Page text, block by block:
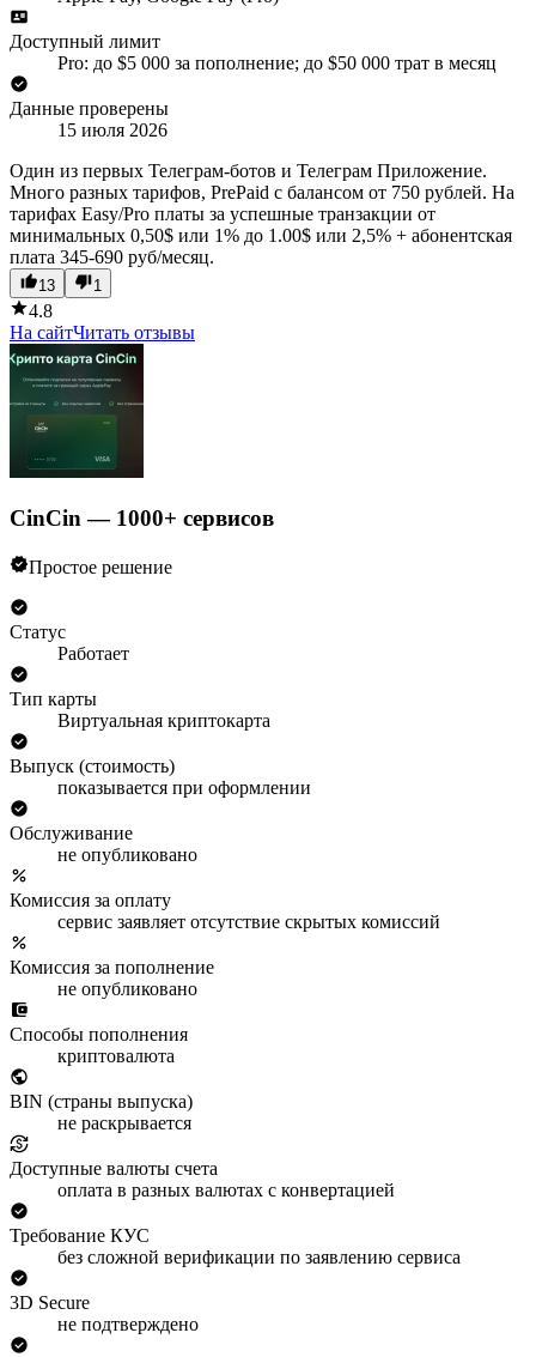
Доступный лимит
Pro: до $5 000 за пополнение; до $50 000 трат в месяц
Данные проверены
15 июля 2026
Один из первых Телеграм-ботов и Телеграм Приложение.
Много разных тарифов, PrePaid c балансом от 750 рублей. На
тарифах Easy/Pro платы за успешные транзакции от
минимальных 0,50$ или 1% до 1.00$ или 2,5% + абонентская
плата 345-690 руб/месяц.
13 1
4.8
На сайтЧитать отзывы
CinCin — 1000+ сервисов
Простое решение
Статус
Работает
Тип карты
Виртуальная криптокарта
Выпуск (стоимость)
показывается при оформлении
Обслуживание
не опубликовано
Комиссия за оплату
сервис заявляет отсутствие скрытых комиссий
Комиссия за пополнение
не опубликовано
Способы пополнения
криптовалюта
BIN (страны выпуска)
не раскрывается
Доступные валюты счета
оплата в разных валютах с конвертацией
Требование КУС
без сложной верификации по заявлению сервиса
3D Secure
не подтверждено